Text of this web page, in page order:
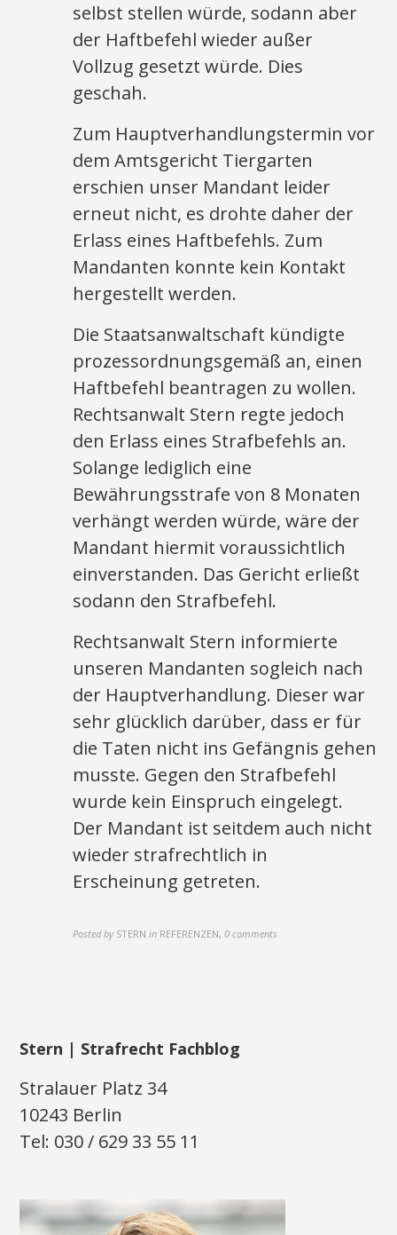
selbst stellen würde, sodann aber
der Haftbefehl wieder außer
Vollzug gesetzt würde. Dies
geschah.
Zum Hauptverhandlungstermin vor
dem Amtsgericht Tiergarten
erschien unser Mandant leider
erneut nicht, es drohte daher der
Erlass eines Haftbefehls. Zum
Mandanten konnte kein Kontakt
hergestellt werden.
Die Staatsanwaltschaft kündigte
prozessordnungsgemäß an, einen
Haftbefehl beantragen zu wollen.
Rechtsanwalt Stern regte jedoch
den Erlass eines Strafbefehls an.
Solange lediglich eine
Bewährungsstrafe von 8 Monaten
verhängt werden würde, wäre der
Mandant hiermit voraussichtlich
einverstanden. Das Gericht erließt
sodann den Strafbefehl.
Rechtsanwalt Stern informierte
unseren Mandanten sogleich nach
der Hauptverhandlung. Dieser war
sehr glücklich darüber, dass er für
die Taten nicht ins Gefängnis gehen
musste. Gegen den Strafbefehl
wurde kein Einspruch eingelegt.
Der Mandant ist seitdem auch nicht
wieder strafrechtlich in
Erscheinung getreten.
Posted by STERN in REFERENZEN,0 comments
Stern | Strafrecht Fachblog
Stralauer Platz 34
10243 Berlin
Tel: 030 / 629 33 55 11